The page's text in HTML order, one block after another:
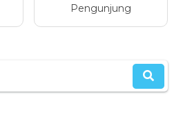
Pengunjung